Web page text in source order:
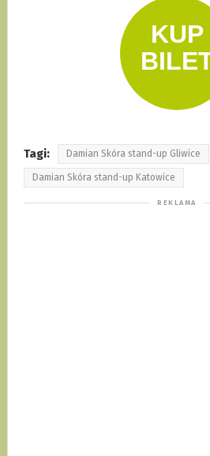
Tagi: Damian Skóra stand-up Gliwice
Damian Skóra stand-up Katowice